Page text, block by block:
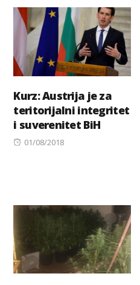
Kurz: Austrija je za
teritorijalni integritet
i suverenitet BiH
Posted
01/08/2018